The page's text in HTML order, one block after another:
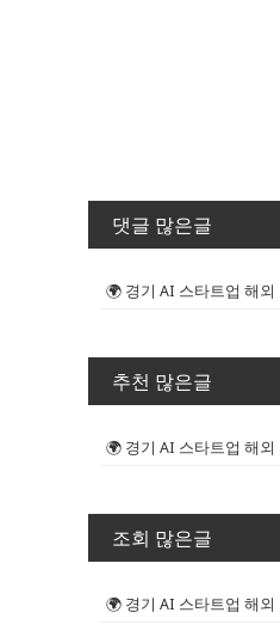
댓글 많은글
추천 많은글
조회 많은글